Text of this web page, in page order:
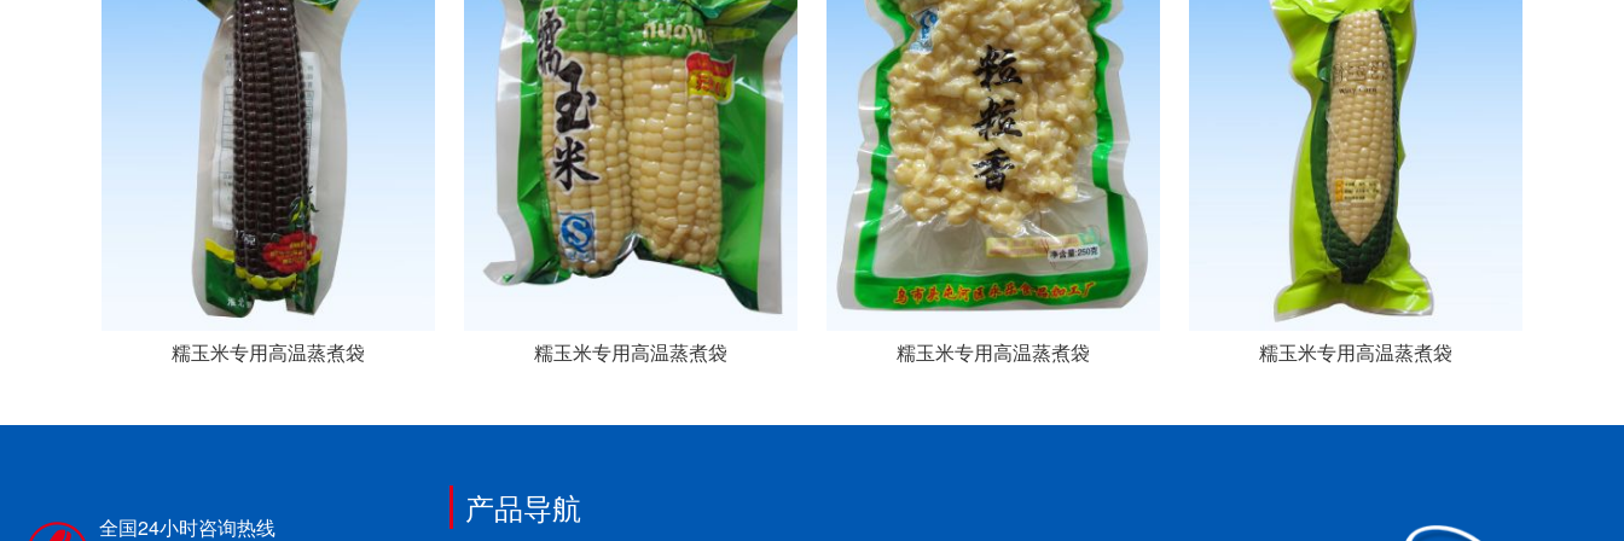
糯玉米专用高温蒸煮袋 糯玉米专用高温蒸煮袋 糯玉米专用高温蒸煮袋 糯玉米专用高温蒸煮袋
全国24小时咨询热线 产品导航